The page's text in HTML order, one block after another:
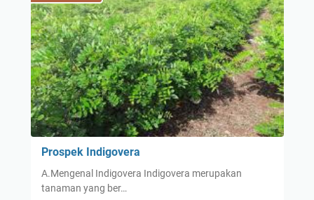
Prospek Indigovera
A.Mengenal Indigovera Indigovera merupakan
tanaman yang ber…